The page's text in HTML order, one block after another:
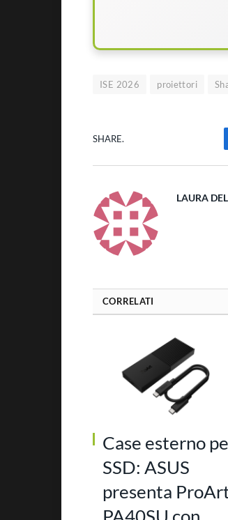
ISE 2026 proiettori
SHARE.
LAURA
CORRELATI
Case esterno
SSD: ASUS
presenta